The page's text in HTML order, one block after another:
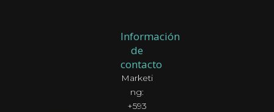
Información
de
contacto
Marketi
ng:
+593